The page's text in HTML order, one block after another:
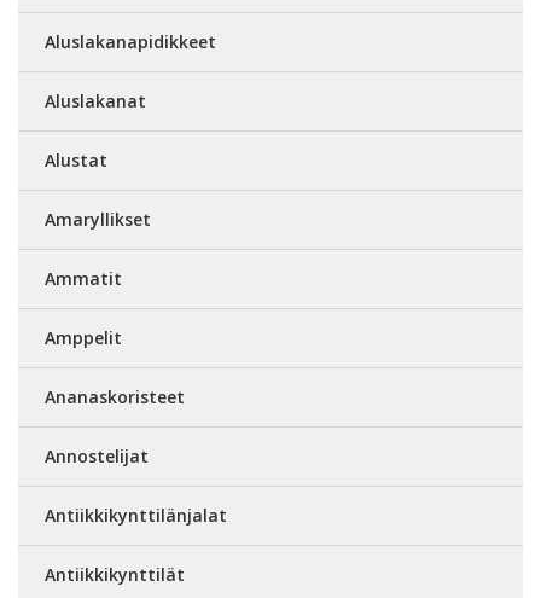
Aluslakanapidikkeet
Aluslakanat
Alustat
Amaryllikset
Ammatit
Amppelit
Ananaskoristeet
Annostelijat
Antiikkikynttilänjalat
Antiikkikynttilät